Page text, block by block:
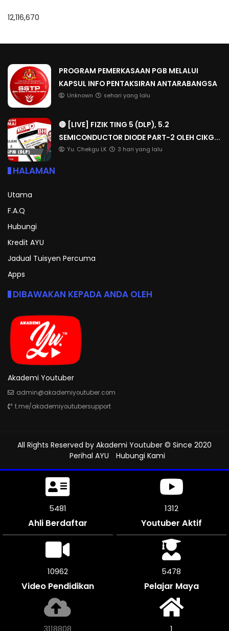
12,116,670
PROGRAM PEMERKASAAN PGB MELALUI
KAPSUL INFO PENTAKSIRAN ANTARABANGSA
Unknown sehari yang lalu
🔴 [LIVE] FIZIK TING 5 (DLP), 5.2
SEMICONDUCTOR DIODE PART-2 OLEH CIKG...
Yu. Chekgu LK 3 hari yang lalu
HALAMAN
Utama
F.A.Q
Hubungi
Kredit AYU
Jadual Tuisyen Percuma
Apps
DIBAWAKAN KEPADA ANDA OLEH
Akademi Youtuber
admin@akademiyoutuber.com
t.me/akademiyoutubersupport
All Rights Reserved by Akademi Youtuber © Since 2020
Perihal AYU
Hubungi Kami
5904
Ahli Berdaftar
1312
Youtuber Aktif
11802
Video Pendidikan
5901
Pelajar Maya
3359636 1